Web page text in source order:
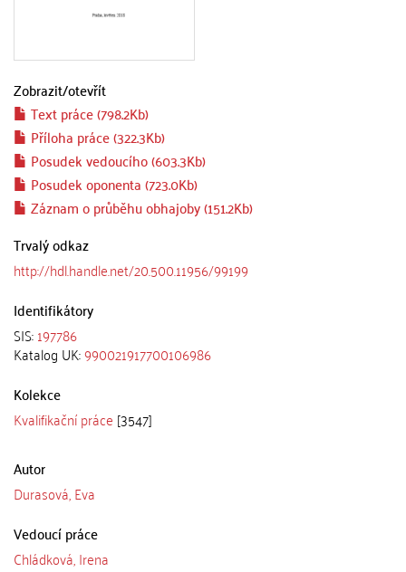
Zobrazit/otevřít
Text práce (798.2Kb)
Příloha práce (322.3Kb)
Posudek vedoucího (603.3Kb)
Posudek oponenta (723.0Kb)
Záznam o průběhu obhajoby (151.2Kb)
Trvalý odkaz
http://hdl.handle.net/20.500.11956/99199
Identifikátory
SIS:197786
Katalog UK:990021917700106986
Kolekce
Kvalifikační práce [3547]
Autor
Durasová, Eva
Vedoucí práce
Chládková, Irena